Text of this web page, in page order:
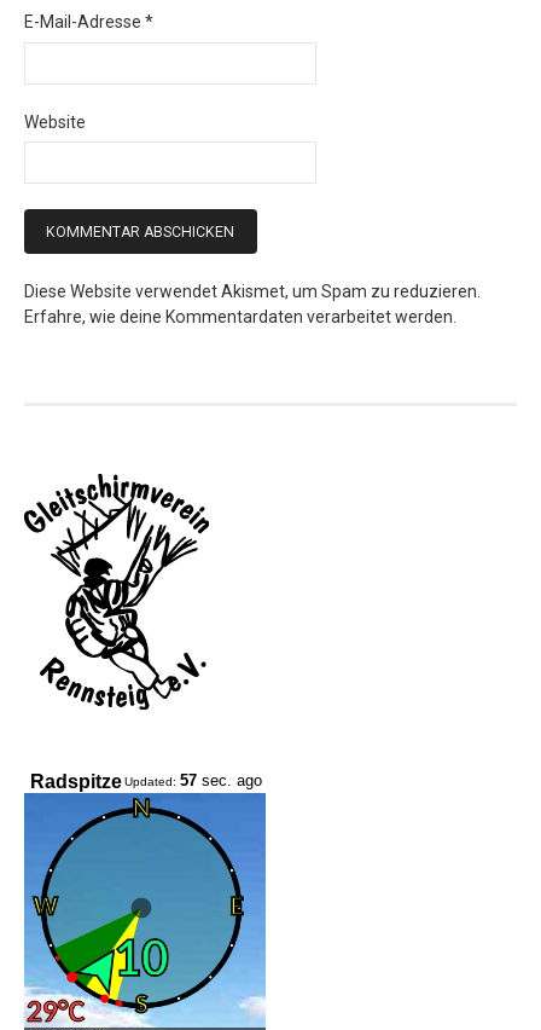
E-Mail-Adresse *
Website
Diese Website verwendet Akismet, um Spam zu reduzieren.
Erfahre, wie deine Kommentardaten verarbeitet werden.